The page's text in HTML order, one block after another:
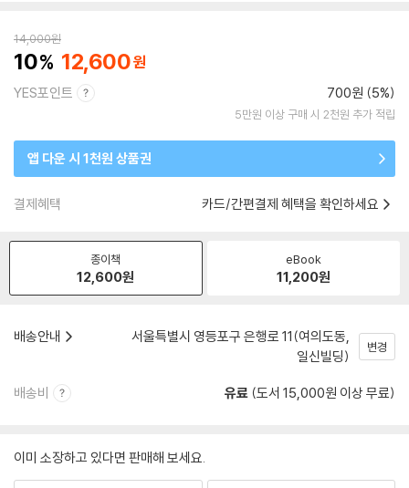
14,000원
10 12,600
YES포인트 700원 (5%)
5만원 이상 구매 시 2천원 추가 적립
앱 다운 시 1천원 상품권
결제혜택 카드/간편결제 혜택을 확인하세요
종이책
12,600원
eBook
11,200원
배송안내
서울특별시 영등포구 은행로 11(여의도동,
일신빌딩)
변경
배송비 유료 (도서 15,000원 이상 무료)
이미 소장하고 있다면 판매해 보세요.